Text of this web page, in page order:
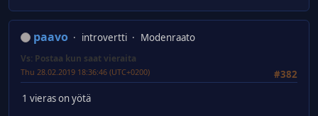
paavo introvertti Modenraato
Vs: Postaa kun saat vieraita
#382
Thu 28.02.2019 18:36:46 (UTC+0200)
1 vieras on yötä